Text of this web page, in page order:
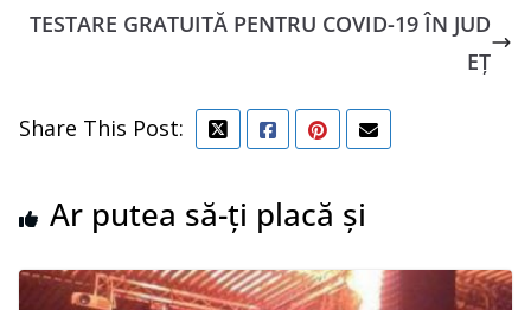
TESTARE GRATUITĂ PENTRU COVID-19 ÎN JUD
EȚ
Share This Post:
Ar putea să-ți placă și